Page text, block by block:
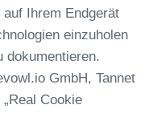
Ihrem Endgerät
einzuholen
dokumentieren.
GmbH, Tannet
Cookie